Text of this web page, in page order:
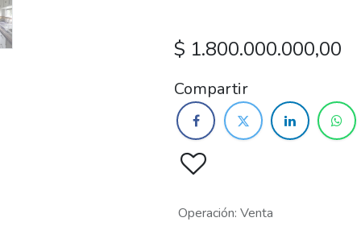
$ 1.800.000.000,00
Compartir
Operación: Venta